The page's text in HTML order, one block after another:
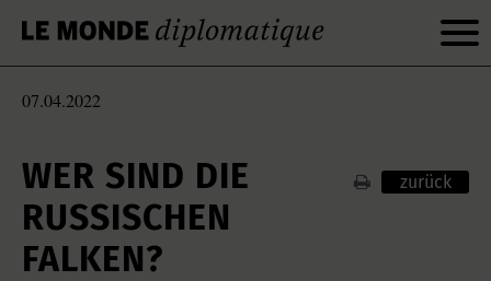
07.04.2022
WER SIND DIE
RUSSISCHEN
FALKEN?
zurück